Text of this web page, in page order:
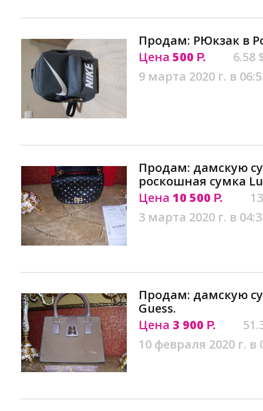
Продам: РЮкзак в
Цена 500 Р.
6.58
9 марта 2020 г. в
Продам: дамскую
роскошная сумка
Цена 10 500 Р.
3 марта 2020 г. в
Продам: дамскую
Guess.
Цена 3 900 Р.
10 февраля 2020 г. в